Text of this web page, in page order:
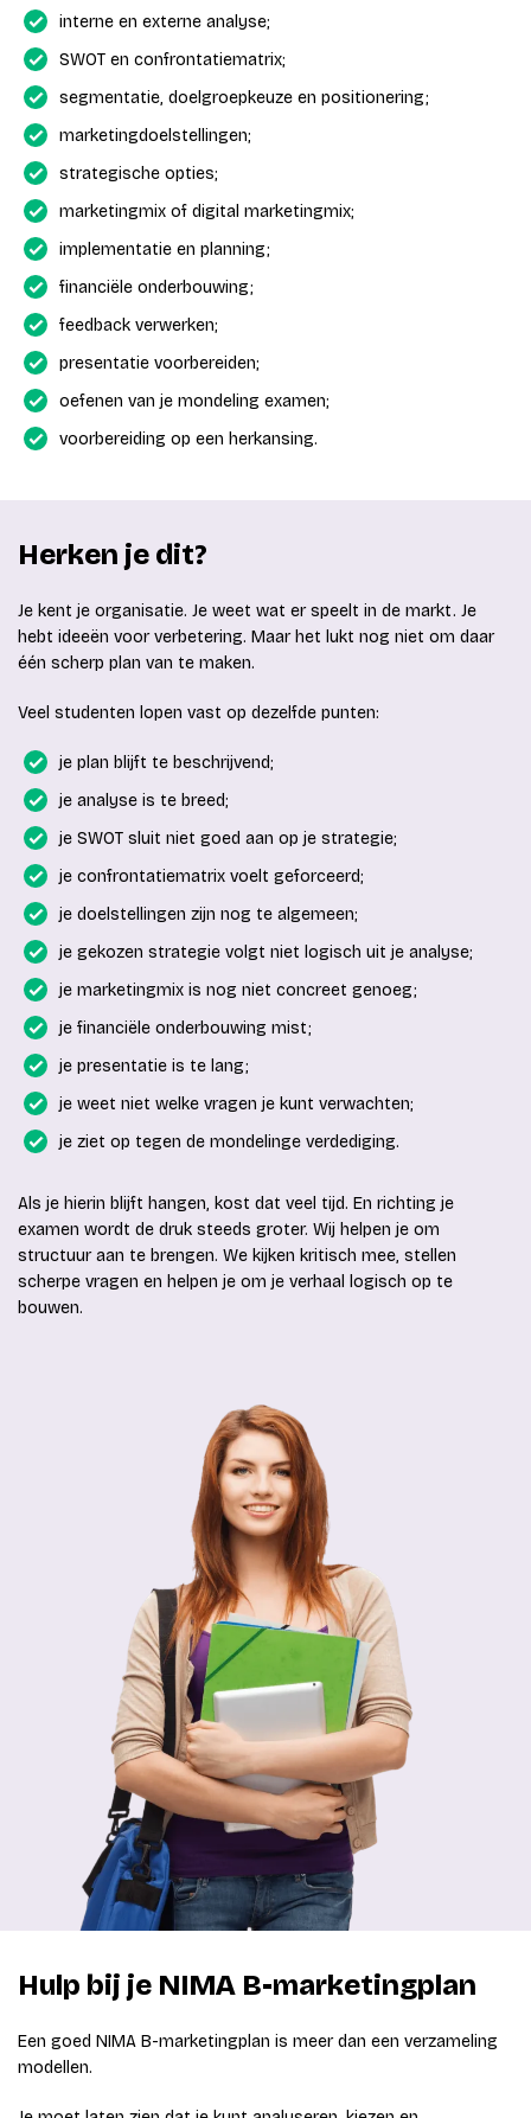
interne en externe analyse;
SWOT en confrontatiematrix;
segmentatie, doelgroepkeuze en positionering;
marketingdoelstellingen;
strategische opties;
marketingmix of digital marketingmix;
implementatie en planning;
financiële onderbouwing;
feedback verwerken;
presentatie voorbereiden;
oefenen van je mondeling examen;
voorbereiding op een herkansing.
Herken je dit?
Je kent je organisatie. Je weet wat er speelt in de markt. Je
hebt ideeën voor verbetering. Maar het lukt nog niet om daar
één scherp plan van te maken.
Veel studenten lopen vast op dezelfde punten:
je plan blijft te beschrijvend;
je analyse is te breed;
je SWOT sluit niet goed aan op je strategie;
je confrontatiematrix voelt geforceerd;
je doelstellingen zijn nog te algemeen;
je gekozen strategie volgt niet logisch uit je analyse;
je marketingmix is nog niet concreet genoeg;
je financiële onderbouwing mist;
je presentatie is te lang;
je weet niet welke vragen je kunt verwachten;
je ziet op tegen de mondelinge verdediging.
Als je hierin blijft hangen, kost dat veel tijd. En richting je
examen wordt de druk steeds groter. Wij helpen je om
structuur aan te brengen. We kijken kritisch mee, stellen
scherpe vragen en helpen je om je verhaal logisch op te
bouwen.
Hulp bij je NIMA B-marketingplan
Een goed NIMA B-marketingplan is meer dan een verzameling
modellen.